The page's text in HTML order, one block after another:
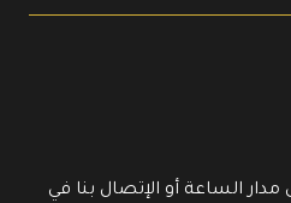
الساعة أو الإتصال بنا في